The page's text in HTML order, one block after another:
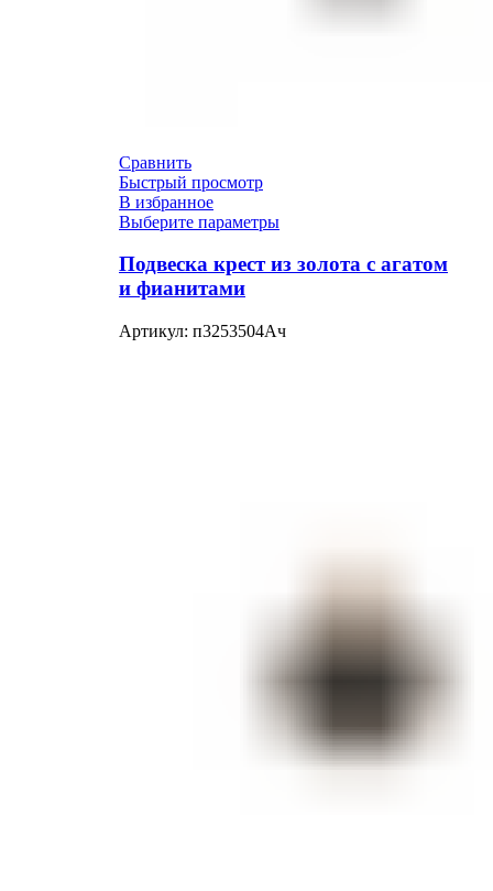
Сравнить
Быстрый просмотр
В избранное
Выберите параметры
Подвеска крест из золота с агатом
и фианитами
Артикул: п3253504Ач